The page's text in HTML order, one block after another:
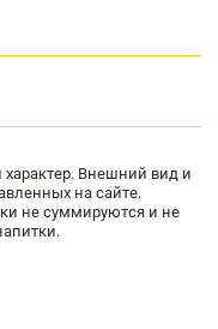
Внешний вид и
на сайте.
не суммируются и не